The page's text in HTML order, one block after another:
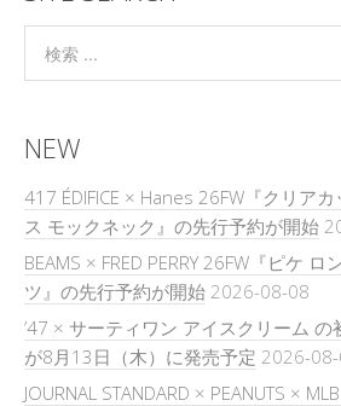
NEW
417 ÉDIFICE × Hanes 26FW『クリア
ス モックネック』の先行予約が開始
BEAMS × FRED PERRY 26FW『ピケ
ツ』の先行予約が開始 2026-08-08
’47 × サーティワン アイスクリーム
が8月13日（木）に発売予定 2026-
JOURNAL STANDARD × PEANUTS ×